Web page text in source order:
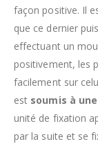
façon positive. Il
que ce dernier
effectuant un
positivement, les
facilement sur
est soumis à
unité de fixation
par la suite et se